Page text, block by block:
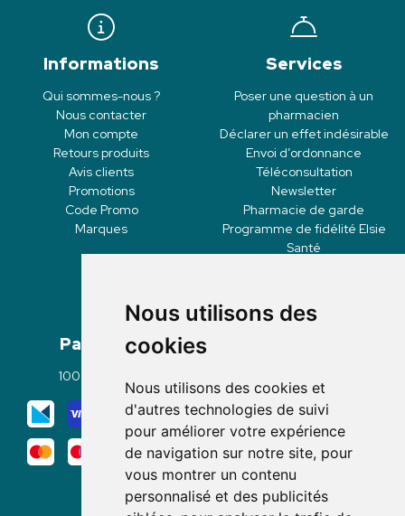
Nous utilisons des
cookies
Nous utilisons des cookies et
d'autres technologies de suivi
pour améliorer votre expérience
de navigation sur notre site, pour
vous montrer un contenu
personnalisé et des publicités
Informations
Qui sommes-nous ?
Nous contacter
Mon compte
Retours produits
Avis clients
Promotions
Code Promo
Marques
Services
Poser une question à un
pharmacien
Déclarer un effet indésirable
Envoi d’ordonnance
Téléconsultation
Newsletter
Pharmacie de garde
Programme de fidélité Elsie
Santé
Paiement
100% sécurisé
Mode de livraison